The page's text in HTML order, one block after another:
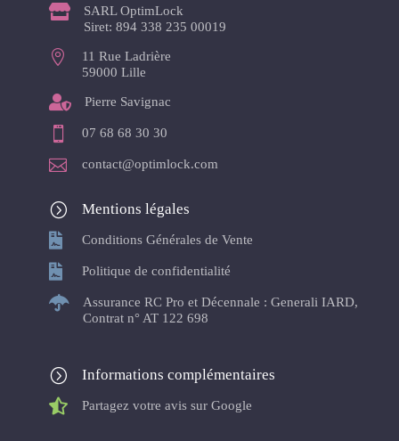

SARL OptimLock
Siret: 894 338 235 00019

11 Rue Ladrière
59000 Lille
 Pierre Savignac
 07 68 68 30 30
 contact@optimlock.com
= Mentions légales
 Conditions Générales de Vente
 Politique de confidentialité

Assurance RC Pro et Décennale : Generali IARD,
Contrat n° AT 122 698
= Informations complémentaires
 Partagez votre avis sur Google